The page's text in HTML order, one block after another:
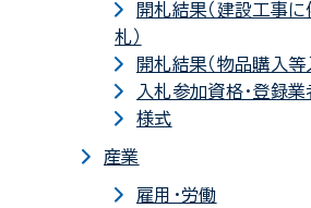
開札結果（建設工事
札）
開札結果（物品購入等
入札参加資格・登録
様式
産業
雇用・労働